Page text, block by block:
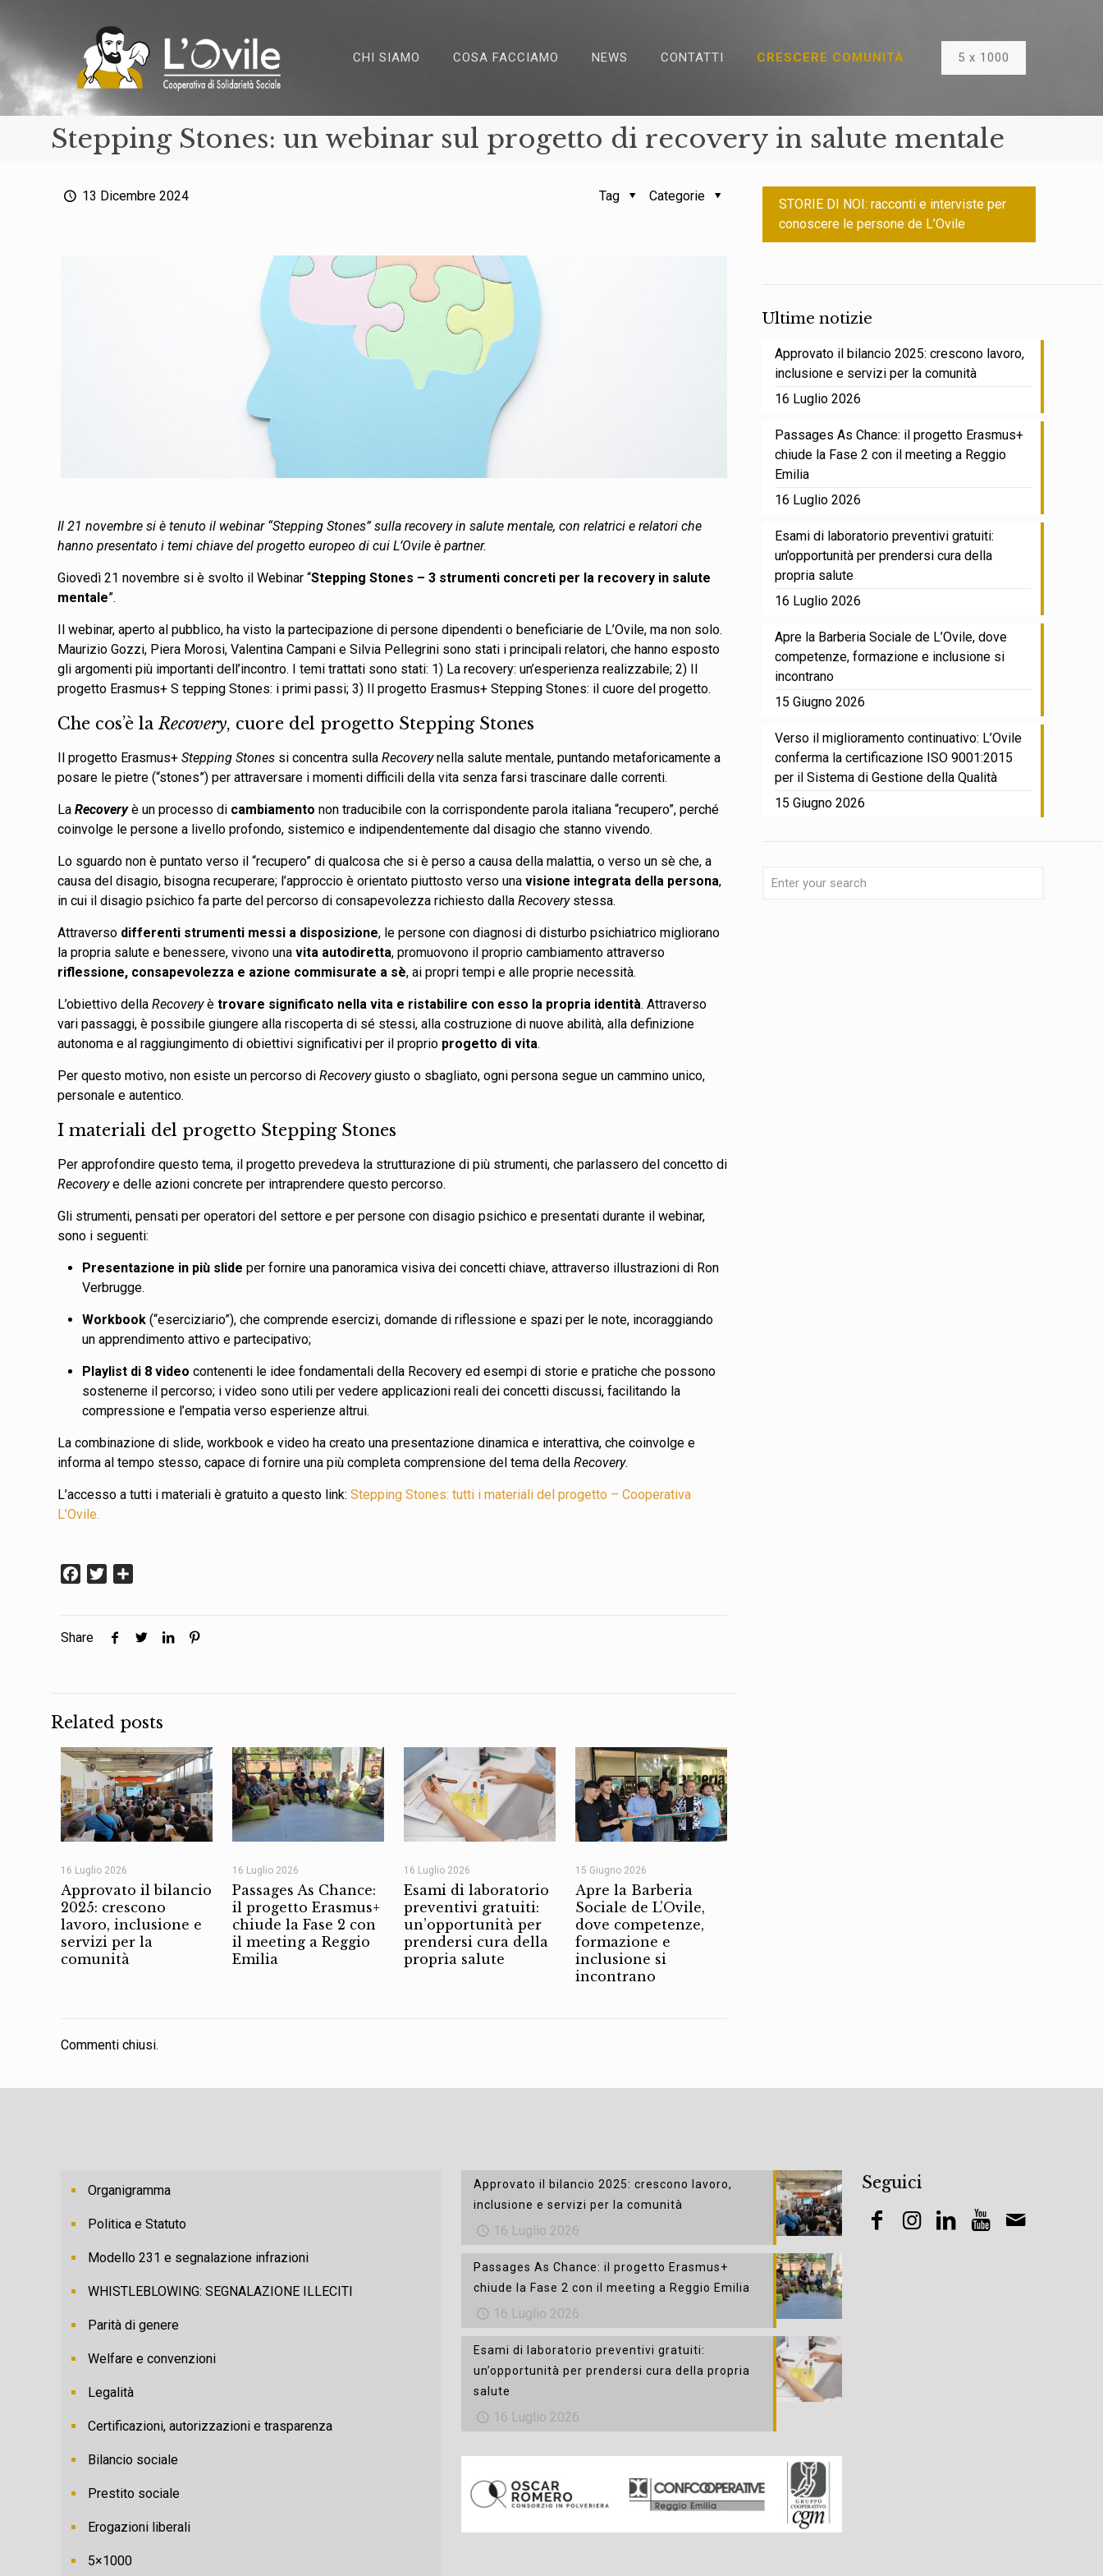
CHI SIAMO COSA FACCIAMO NEWS CONTATTI CRESCERE COMUNITÀ 5 x 1000
Stepping Stones: un webinar sul progetto di recovery in salute mentale
13 Dicembre 2024 Categorie
Tag
Il 21 novembre si è tenuto il webinar “Stepping Stones” sulla recovery in salute mentale, conrelatrici erelatori che
hanno presentato i temi chiave del progetto europeo di cui L’Ovile è partner.
Giovedì 21 novembre si è svolto il Webinar “Stepping Stones – 3 strumenti concreti per la recovery in salute
mentale”.
Il webinar, aperto al pubblico, ha visto la partecipazione di persone dipendenti o beneficiarie de L’Ovile, ma non solo.
Maurizio Gozzi, Piera Morosi, Valentina Campani e Silvia Pellegrini sono stati i principali relatori, che hanno esposto
gli argomenti più importanti dell’incontro. I temi trattati sono stati: 1) La recovery: un’esperienza realizzabile; 2) Il
progetto Erasmus+ S tepping Stones: i primi passi; 3) Il progetto Erasmus+ Stepping Stones: il cuore del progetto.
Che cos’è laRecovery, cuore del progetto Stepping Stones
Il progetto Erasmus+Stepping Stones si concentra sullaRecoverynella salute mentale, puntando metaforicamente a
posare le pietre (“stones”) per attraversare i momenti difficili della vita senza farsi trascinare dalle correnti.
LaRecoveryè un processo di cambiamentonon traducibile con la corrispondente parola italiana “recupero”, perché
coinvolge le persone a livello profondo, sistemico e indipendentemente dal disagio che stanno vivendo.
Lo sguardo non è puntato verso il “recupero” di qualcosa che si è perso a causa della malattia, o verso un sè che, a
causa del disagio, bisogna recuperare; l’approccio è orientato piuttosto verso unavisione integrata della persona,
in cui il disagio psichico fa parte del percorso di consapevolezza richiesto dallaRecovery stessa.
Attraverso differenti strumenti messi a disposizione, le persone con diagnosi di disturbo psichiatrico migliorano
la propria salute e benessere, vivono unavita autodiretta, promuovono il proprio cambiamento attraverso
riflessione, consapevolezza e azione commisurate a sè, ai propri tempi e alle proprie necessità.
L’obiettivo dellaRecoveryètrovare significato nella vita e ristabilire con esso la propria identità. Attraverso
vari passaggi, è possibile giungere alla riscoperta di sé stessi, alla costruzione di nuove abilità, alla definizione
autonoma e al raggiungimento di obiettivi significativi per il proprio progetto di vita.
Per questo motivo, non esiste un percorso diRecoverygiusto o sbagliato, ogni persona segue un cammino unico,
personale e autentico.
I materiali del progetto Stepping Stones
Per approfondire questo tema, il progetto prevedeva la strutturazione di più strumenti, che parlassero del concetto di
Recoverye delle azioni concrete per intraprendere questo percorso.
Gli strumenti, pensati per operatori del settore e per persone con disagio psichico e presentati durante il webinar,
sono i seguenti:
Presentazione in più slide per fornire una panoramica visiva dei concetti chiave, attraverso illustrazioni di Ron
Verbrugge.
Workbook (“eserciziario”), che comprende esercizi, domande di riflessione e spazi per le note, incoraggiando
un apprendimento attivo e partecipativo;
Playlist di 8 video contenenti le idee fondamentali della Recovery ed esempi di storie e pratiche che possono
sostenerne il percorso; i video sono utili per vedere applicazioni reali dei concetti discussi, facilitando la
compressione e l’empatia verso esperienze altrui.
La combinazione di slide, workbook e video ha creato una presentazione dinamica e interattiva, che coinvolge e
informa al tempo stesso, capace di fornire una più completa comprensione del tema dellaRecovery.
L’accesso a tutti i materiali è gratuito a questo link:Stepping Stones: tutti i materiali del progetto – Cooperativa
L’Ovile.
Facebook
Twitter
Share
Related posts
16 Luglio 2026
Approvato il bilancio
2025: crescono
lavoro, inclusione e
servizi per la
comunità
16 Luglio 2026
Passages As Chance:
il progetto Erasmus+
chiude la Fase 2 con
il meeting a Reggio
Emilia
16 Luglio 2026
Esami di laboratorio
preventivi gratuiti:
un’opportunità per
prendersi cura della
propria salute
15 Giugno 2026
Apre la Barberia
Sociale de L’Ovile,
dove competenze,
formazione e
inclusione si
incontrano
Commenti chiusi.
STORIE DI NOI: racconti e interviste per
conoscere le persone de L’Ovile
Ultime notizie
Approvato il bilancio 2025: crescono lavoro,
inclusione e servizi per la comunità
16 Luglio 2026
Passages As Chance: il progetto Erasmus+
chiude la Fase 2 con il meeting a Reggio
Emilia
16 Luglio 2026
Esami di laboratorio preventivi gratuiti:
un’opportunità per prendersi cura della
propria salute
16 Luglio 2026
Apre la Barberia Sociale de L’Ovile, dove
competenze, formazione e inclusione si
incontrano
15 Giugno 2026
Verso il miglioramento continuativo: L’Ovile
conferma la certificazione ISO 9001:2015
per il Sistema di Gestione della Qualità
15 Giugno 2026
Organigramma
Politica e Statuto
Modello 231 e segnalazione infrazioni
WHISTLEBLOWING: SEGNALAZIONE ILLECITI
Parità di genere
Welfare e convenzioni
Legalità
Certificazioni, autorizzazioni e trasparenza
Bilancio sociale
Prestito sociale
Erogazioni liberali
5×1000
Approvato il bilancio 2025: crescono lavoro,
inclusione e servizi per la comunità
16 Luglio 2026
Passages As Chance: il progetto Erasmus+
chiude la Fase 2 con il meeting a Reggio Emilia
16 Luglio 2026
Esami di laboratorio preventivi gratuiti:
un’opportunità per prendersi cura della propria
salute
16 Luglio 2026
Seguici